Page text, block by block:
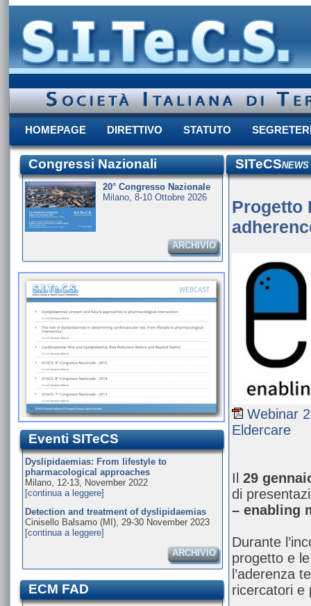
HOMEPAGE DIRETTIVO STATUTO
Congressi Nazionali
20° Congresso Nazionale
Milano, 8-10 Ottobre 2026
ARCHIVIO
Eventi SITeCS
Dyslipidaemias: From lifestyle to
pharmacological approaches
Milano, 12-13, November 2022
[continua a leggere]
Detection and treatment of dyslipidaemias
Cinisello Balsamo (MI), 29-30 November 2023
[continua a leggere]
ARCHIVIO
ECM FAD
SITeCSNEWS
Progetto
Webinar
Eldercare
Il 29
di
– enabling
Durante
progetto e
l’aderenza
ricercatori e